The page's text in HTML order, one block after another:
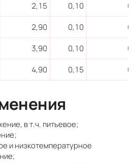
2,15 0,10
2,90 0,10
3,90 0,10
4,90 0,15
в т.ч. питьевое;
и низкотемпературное